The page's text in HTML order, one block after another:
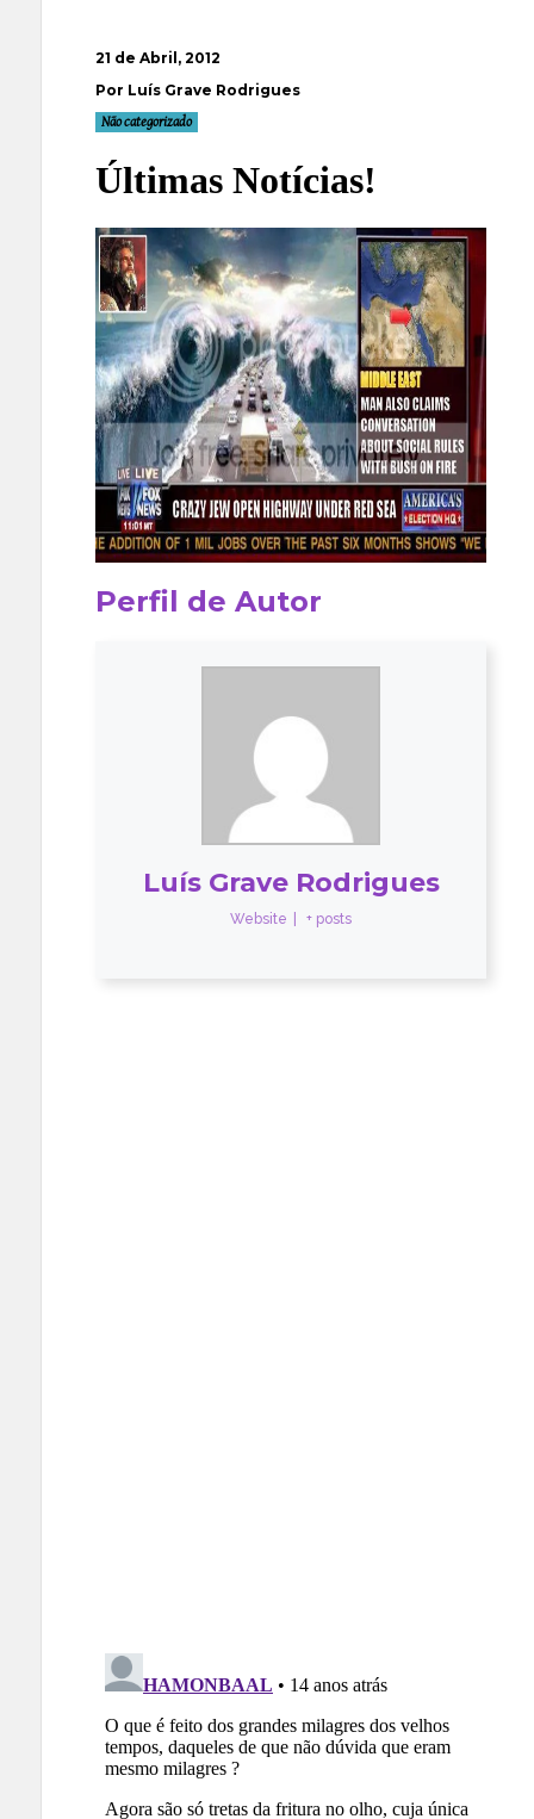
21 de Abril, 2012
Por Luís Grave Rodrigues
Não categorizado
Últimas Notícias!
Perfil de Autor
Luís Grave Rodrigues
Website + posts